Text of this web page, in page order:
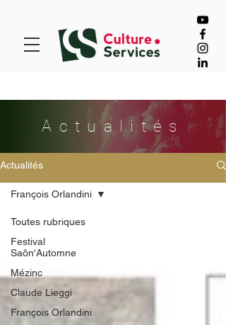
Actualités
Toutes rubriques
Festival
Saôn'Automne
Mézinc
Claude Lieggi
François Orlandini
François Orlandini
Actualités